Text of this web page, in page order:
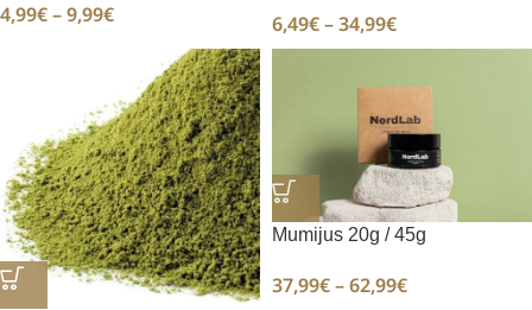
4,99€–9,99€ 6,49€–34,99€
Mumijus 20g / 45g
37,99€–62,99€